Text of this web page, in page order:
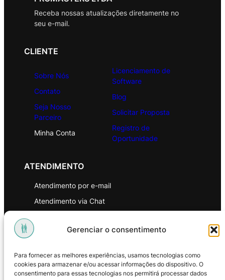
Gerenciar o consentimento
Para fornecer as melhores experiências, usamos tecnologias como
cookies para armazenar e/ou acessar informações do dispositivo. O
consentimento para essas tecnologias nos permitirá processar dados
Receba nossas atualizações diretamente no
seu e-mail.
CLIENTE
Sobre Nós
Contato
Seja Nosso
Parceiro
Minha Conta
Licenciamento de
Software
Blog
Solicitar Proposta
Registro de
Oportunidade
ATENDIMENTO
Atendimento por e-mail
Atendimento via Chat
Política de Privacidade